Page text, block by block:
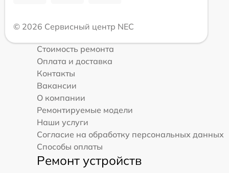
© 2026 Сервисный центр NEC
Стоимость ремонта
Оплата и доставка
Контакты
Вакансии
О компании
Ремонтируемые модели
Наши услуги
Согласие на обработку персональных данных
Способы оплаты
Ремонт устройств